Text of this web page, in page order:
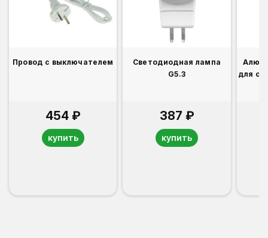
Провод с выключателем
454 ₽
купить
Светодиодная лампа
G5.3
387 ₽
купить
для